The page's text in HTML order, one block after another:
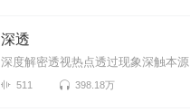
深透
深度解密透视热点透过现象深触本源
511 398.18万